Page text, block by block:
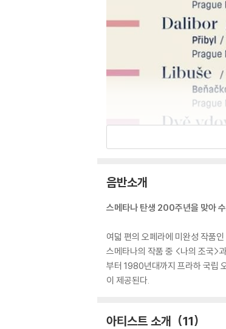
음반소개
스메타나 탄생 200주년을 맞아
여덟 편의 오페라에 미완성 작품
스메타나의 작품 중 <나의 조국>
부터 1980년대까지 프라하 국립
이 제공된다.
아티스트 소개 11